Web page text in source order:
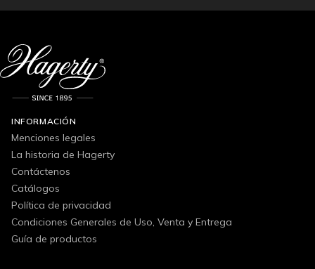
INFORMACIÓN
Menciones legales
La historia de Hagerty
Contáctenos
Catálogos
Política de privacidad
Condiciones Generales de Uso, Venta y Entrega
Guía de productos